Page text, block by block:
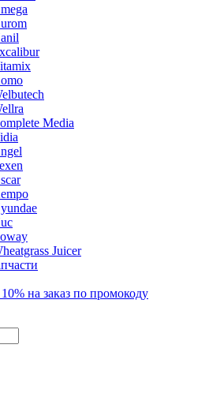
Media
Juicer
на заказ по промокоду